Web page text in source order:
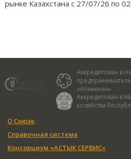
рынке Казахстана с 27/07/26 по
Аккредитован в
«Атамекен»
Аккредитован в
хозяйства
О Союзе
Справочная система
Консорциум «АСТЫК СЕРВИС»